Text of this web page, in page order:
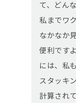
て、どん
私までワ
なかなか
便利です
には、私
スタッキ
計算され